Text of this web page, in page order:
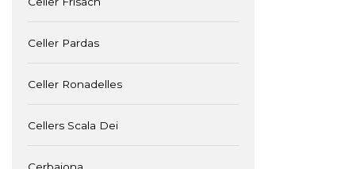
Celler Pardas
Celler Ronadelles
Cellers Scala Dei